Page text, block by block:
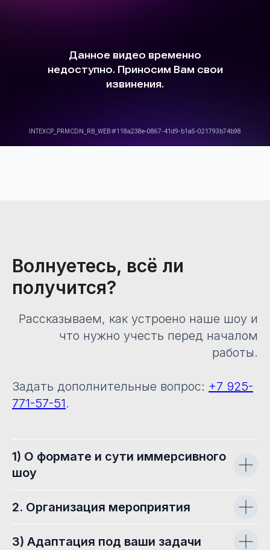
Волнуетесь, всё ли
получится?
Рассказываем, как устроено наше шоу и
что нужно учесть перед началом
работы.
Задать дополнительные вопрос: +7 925-
771-57-51.
1) О формате и сути иммерсивного
шоу
2. Организация мероприятия
3) Адаптация под ваши задачи